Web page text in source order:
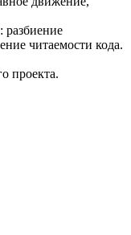
разбиение
читаемости кода.
проекта.